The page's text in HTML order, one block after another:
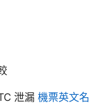
泄漏 機票英文名